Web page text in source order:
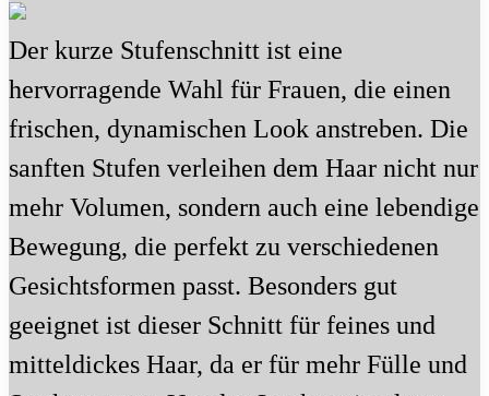
Der kurze Stufenschnitt ist eine
hervorragende Wahl für Frauen, die einen
frischen, dynamischen Look anstreben. Die
sanften Stufen verleihen dem Haar nicht nur
mehr Volumen, sondern auch eine lebendige
Bewegung, die perfekt zu verschiedenen
Gesichtsformen passt. Besonders gut
geeignet ist dieser Schnitt für feines und
mitteldickes Haar, da er für mehr Fülle und